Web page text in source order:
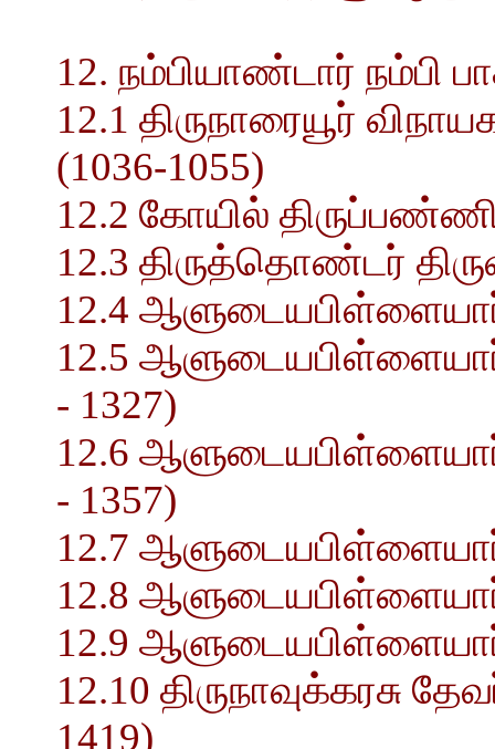
12. நம்பியாண்டார் நம்பி
12.1 திருநாரையூர்
(1036-1055)
12.2 கோயில்
12.3 திருத்தொண்டர்
12.4 ஆளுடையபிள்ளையார்
12.5
- 1327)
12.6
- 1357)
12.7 ஆளுடையபிள்ளையார்
12.8 ஆளுடையபிள்ளையார்
12.9
12.10 திருநாவுக்கரசு
1419)